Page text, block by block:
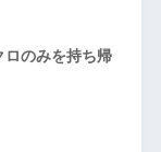
ロのみを持ち帰